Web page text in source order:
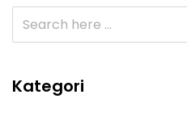
Kategori